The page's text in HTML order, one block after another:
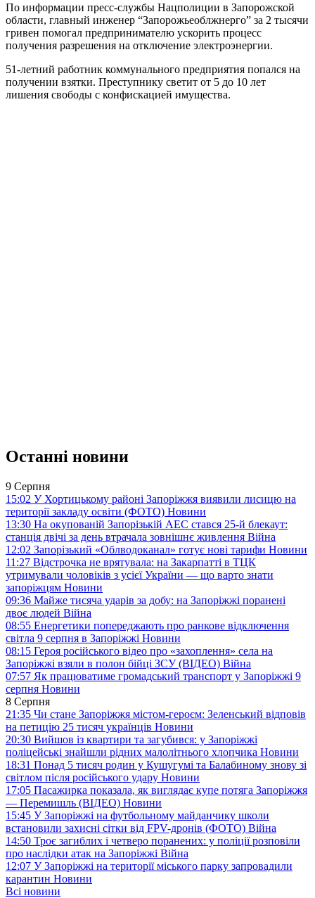
По информации пресс-службы Нацполиции в Запорожской
области, главный инженер “Запорожьеоблжнерго” за 2 тысячи
гривен помогал предпринимателю ускорить процесс
получения разрешения на отключение электроэнергии.
51-летний работник коммунального предприятия попался на
получении взятки. Преступнику светит от 5 до 10 лет
лишения свободы с конфискацией имущества.
Останні новини
9 Серпня
15:02 У Хортицькому районі Запоріжжя виявили лисицю на
території закладу освіти (ФОТО) Новини
13:30 На окупованій Запорізькій АЕС стався 25-й блекаут:
станція двічі за день втрачала зовнішнє живлення Війна
12:02 Запорізький «Облводоканал» готує нові тарифи Новини
11:27 Відстрочка не врятувала: на Закарпатті в ТЦК
утримували чоловіків з усієї України — що варто знати
запоріжцям Новини
09:36 Майже тисяча ударів за добу: на Запоріжжі поранені
двоє людей Війна
08:55 Енергетики попереджають про ранкове відключення
світла 9 серпня в Запоріжжі Новини
08:15 Героя російського відео про «захоплення» села на
Запоріжжі взяли в полон бійці ЗСУ (ВІДЕО) Війна
07:57 Як працюватиме громадський транспорт у Запоріжжі 9
серпня Новини
8 Серпня
21:35 Чи стане Запоріжжя містом-героєм: Зеленський відповів
на петицію 25 тисяч українців Новини
20:30 Вийшов із квартири та загубився: у Запоріжжі
поліцейські знайшли рідних малолітнього хлопчика Новини
18:31 Понад 5 тисяч родин у Кушугумі та Балабиному знову зі
світлом після російського удару Новини
17:05 Пасажирка показала, як виглядає купе потяга Запоріжжя
— Перемишль (ВІДЕО) Новини
15:45 У Запоріжжі на футбольному майданчику школи
встановили захисні сітки від FPV-дронів (ФОТО) Війна
14:50 Троє загиблих і четверо поранених: у поліції розповіли
про наслідки атак на Запоріжжі Війна
12:07 У Запоріжжі на території міського парку запровадили
карантин Новини
Всі новини